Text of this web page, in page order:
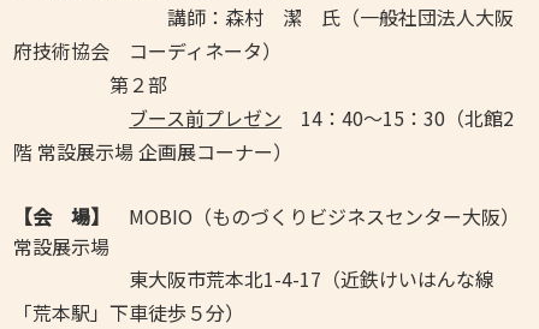
講師：森村 潔 氏（一般社団法人大阪
府技術協会 コーディネータ）
第２部
ブース前プレゼン 14：40～15：30（北館2
階 常設展示場 企画展コーナー）
【会 場】
MOBIO（ものづくりビジネスセンター大阪）
常設展示場
東大阪市荒本北1-4-17（近鉄けいはんな線
「荒本駅」下車徒歩５分）